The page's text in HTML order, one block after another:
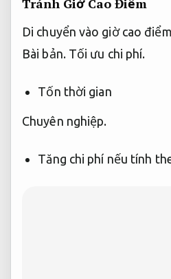
Di chuyển vào giờ cao
Bài bản. Tối ưu chi phí.
Tốn thời gian
Chuyên nghiệp.
Tăng chi phí nếu tính